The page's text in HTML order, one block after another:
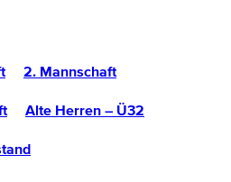
2. Mannschaft
Alte Herren – Ü32